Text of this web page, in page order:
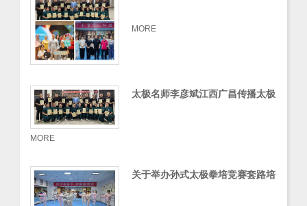
MORE
太极名师李彦斌江西广昌传播太极
MORE
关于举办孙式太极拳培竞赛套路培